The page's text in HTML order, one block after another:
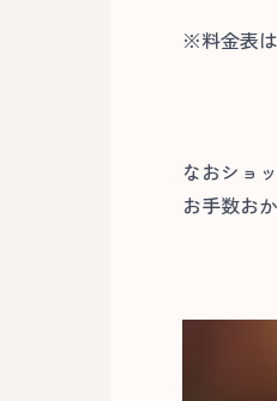
※料金表
なおショ
お手数お